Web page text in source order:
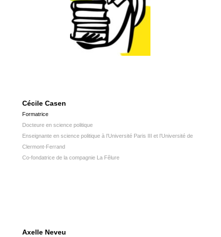
Cécile Casen
Formatrice
Docteure en science politique
Enseignante en science politique à l’Université Paris III et l’Université de
Clermont-Ferrand
Co-fondatrice de la compagnie La Fêlure
Axelle Neveu